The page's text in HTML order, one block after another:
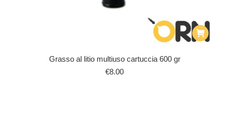
Grasso al litio multiuso cartuccia 600 gr
€8.00